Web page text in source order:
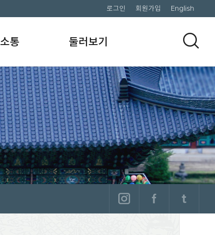
로그인 회원가입 English
소통 둘러보기